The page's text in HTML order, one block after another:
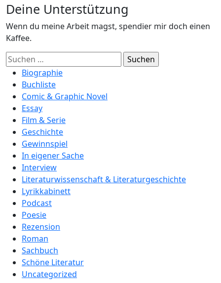
Deine Unterstützung
Wenn du meine Arbeit magst, spendier mir doch einen
Kaffee.
Suchen
nach:Biographie
Buchliste
Comic & Graphic Novel
Essay
Film & Serie
Geschichte
Gewinnspiel
In eigener Sache
Interview
Literaturwissenschaft & Literaturgeschichte
Lyrikkabinett
Podcast
Poesie
Rezension
Roman
Sachbuch
Schöne Literatur
Uncategorized